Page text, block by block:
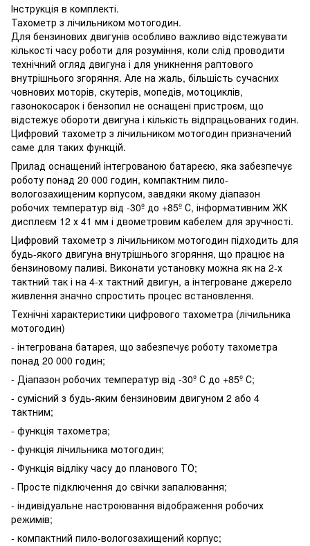
Інструкція в комплекті.
Тахометр з лічильником мотогодин.
Для бензинових двигунів особливо важливо відстежувати
кількості часу роботи для розуміння, коли слід проводити
технічний огляд двигуна і для уникнення раптового
внутрішнього згоряння. Але на жаль, більшість сучасних
човнових моторів, скутерів, мопедів, мотоциклів,
газонокосарок і бензопил не оснащені пристроєм, що
відстежує обороти двигуна і кількість відпрацьованих годин.
Цифровий тахометр з лічильником мотогодин призначений
саме для таких функцій.
Прилад оснащений інтегрованою батареєю, яка забезпечує
роботу понад 20 000 годин, компактним пило-
вологозахищеним корпусом, завдяки якому діапазон
робочих температур від -30º до +85º С, інформативним ЖК
дисплеєм 12 х 41 мм і двометровим кабелем для зручності.
Цифровий тахометр з лічильником мотогодин підходить для
будь-якого двигуна внутрішнього згоряння, що працює на
бензиновому паливі. Виконати установку можна як на 2-х
тактний так і на 4-х тактний двигун, а інтегроване джерело
живлення значно спростить процес встановлення.
Технічні характеристики цифрового тахометра (лічильника
мотогодин)
- інтегрована батарея, що забезпечує роботу тахометра
понад 20 000 годин;
- Діапазон робочих температур від -30º С до +85º С;
- сумісний з будь-яким бензиновим двигуном 2 або 4
тактним;
- функція тахометра;
- функція лічильника мотогодин;
- Функція відліку часу до планового ТО;
- Просте підключення до свічки запалювання;
- індивідуальне настроювання відображення робочих
режимів;
- компактний пило-вологозахищений корпус;